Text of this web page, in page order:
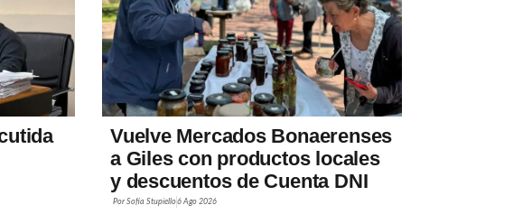
Vuelve Mercados Bonaerenses
a Giles con productos locales
y descuentos de Cuenta DNI
Por Sofía Stupiello6 Ago 2026